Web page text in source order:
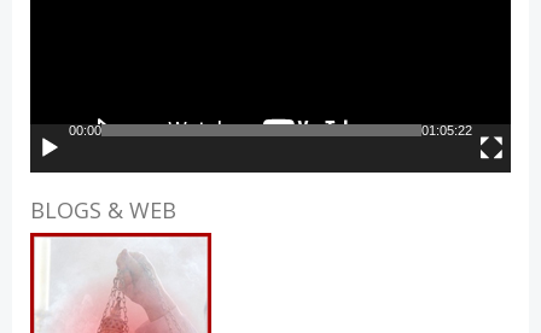
00:00 01:05:22
BLOGS & WEB